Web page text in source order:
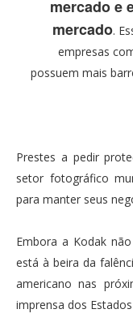
mercado e
mercado.
empresas
possuem mais
Prestes a pedir
setor fotográfico
para manter seus
Embora a Kodak
está à beira da
americano nas
imprensa dos